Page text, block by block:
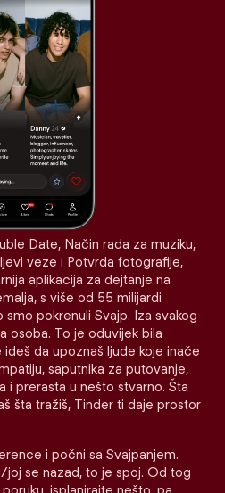
Date, Način rada za muziku,
veze i Potvrda fotografije,
aplikacija za dejtanje na
s više od 55 milijardi
pokrenuli Svajp. Iza svakog
osoba. To je oduvijek bila
da upoznaš ljude koje inače
saputnika za putovanje,
i prerasta u nešto stvarno. Šta
šta tražiš, Tinder ti daje prostor
i počni sa Svajpanjem.
joj se nazad, to je spoj. Od tog